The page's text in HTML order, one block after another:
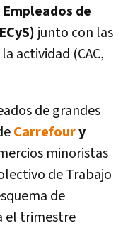
de
junto con las
actividad (CAC,
de grandes
Carrefoury
minoristas
de Trabajo
de
el trimestre